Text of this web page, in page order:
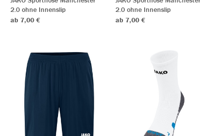
2.0 ohne Innenslip
ab 7,00 €
2.0 ohne Innenslip
ab 7,00 €